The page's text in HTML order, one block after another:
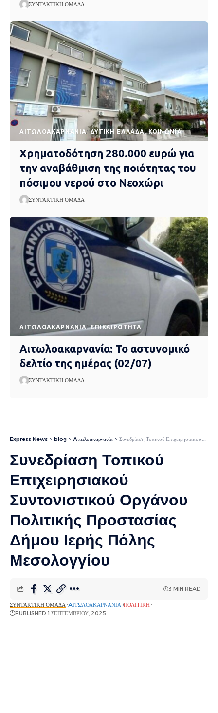
ΣΥΝΤΑΚΤΙΚΉ ΟΜΆΔΑ
AΙΤΩΛΟΑΚΑΡΝΑΝΊΑ ΔΥΤΙΚΉ ΕΛΛΆΔΑ ΚΟΙΝΩΝΊΑ
Χρηματοδότηση 280.000 ευρώ για
την αναβάθμιση της ποιότητας του
πόσιμου νερού στο Νεοχώρι
ΣΥΝΤΑΚΤΙΚΉ ΟΜΆΔΑ
AΙΤΩΛΟΑΚΑΡΝΑΝΊΑ EΠΙΚΑΙΡΌΤΗΤΑ
Αιτωλοακαρνανία: Το αστυνομικό
δελτίο της ημέρας (02/07)
ΣΥΝΤΑΚΤΙΚΉ ΟΜΆΔΑ
Express News > blog > Aιτωλοακαρνανία > Συνεδρίαση Τοπικού Επιχειρησιακού Συντονιστικού Οργάνου Πολιτικής Προστασίας Δήμου Ιερής Πόλης Μεσολογγίου
Συνεδρίαση Τοπικού
Επιχειρησιακού
Συντονιστικού Οργάνου
Πολιτικής Προστασίας
Δήμου Ιερής Πόλης
Μεσολογγίου
ΣΥΝΤΑΚΤΙΚΉ ΟΜΆΔΑ AΙΤΩΛΟΑΚΑΡΝΑΝΊΑ ΠΟΛΙΤΙΚΉ
PUBLISHED 1 ΣΕΠΤΕΜΒΡΊΟΥ, 2025
3 MIN READ